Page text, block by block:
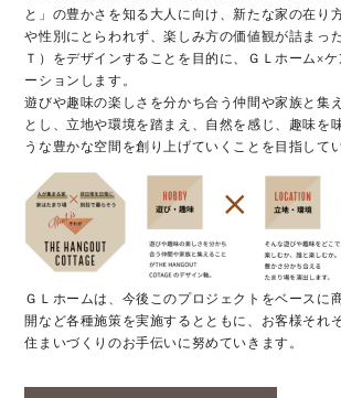
と」の豊かさを知る大人に向け、新たな家の在り
や性別にとらわれず、楽しみ方の価値観が詰まっ
Ｔ）をデザインすることを目的に、ＧＬホーム×
ーションします。
遊びや趣味の楽しさを分かち合う仲間や家族と集
とし、立地や環境を踏まえ、自然を感じ、趣味を
うな豊かな空間を創り上げていくことを目指してい
ＧＬホームは、今後このプロジェクトをベースに
開など各種施策を実施するとともに、お客様それ
住まいづくりのお手伝いに努めていきます。